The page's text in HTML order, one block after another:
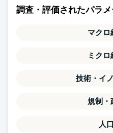
調査・評価されたパラメ
マクロ
ミク
技術・イ
規制・
人